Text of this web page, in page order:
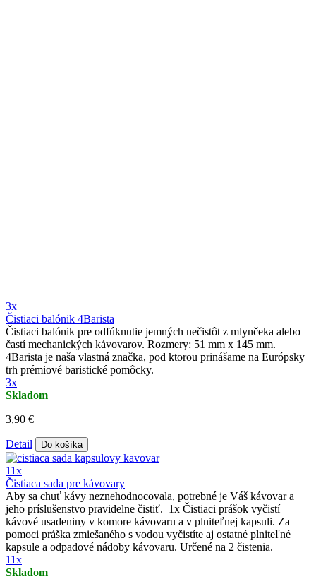
3x
Čistiaci balónik 4Barista
Čistiaci balónik pre odfúknutie jemných nečistôt z mlynčeka alebo
častí mechanických kávovarov. Rozmery: 51 mm x 145 mm.
4Barista je naša vlastná značka, pod ktorou prinášame na Európsky
trh prémiové baristické pomôcky.
3x
Skladom
3,90 €
Detail Do košíka
11x
Čistiaca sada pre kávovary
Aby sa chuť kávy neznehodnocovala, potrebné je Váš kávovar a
jeho príslušenstvo pravidelne čistiť. 1x Čistiaci prášok vyčistí
kávové usadeniny v komore kávovaru a v plniteľnej kapsuli. Za
pomoci práška zmiešaného s vodou vyčistíte aj ostatné plniteľné
kapsule a odpadové nádoby kávovaru. Určené na 2 čistenia.
11x
Skladom